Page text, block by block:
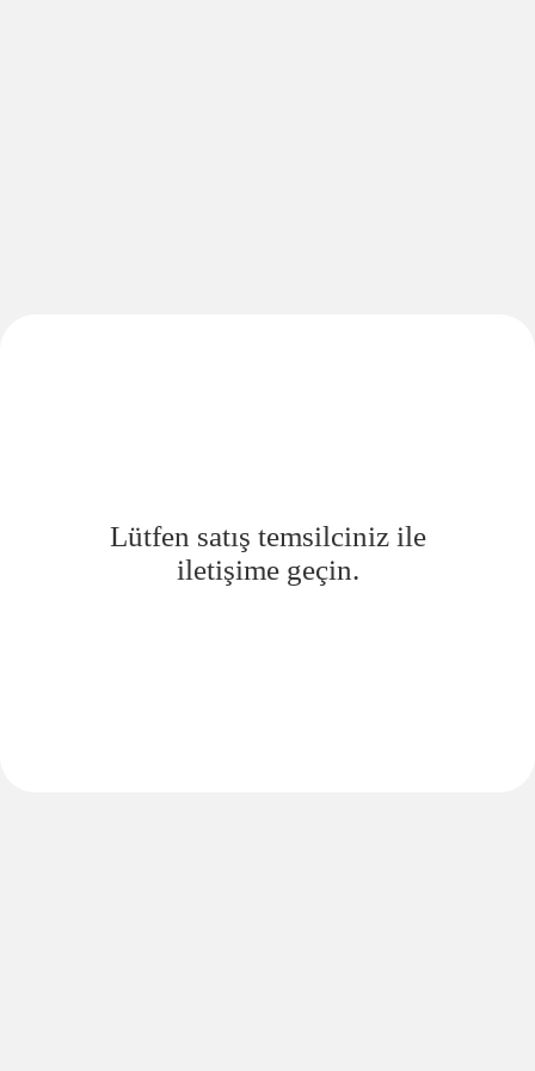
Lütfen satış temsilciniz ile
iletişime geçin.